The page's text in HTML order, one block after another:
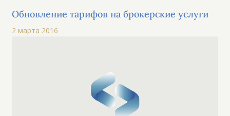
Обновление тарифов на брокерские услуги
2 марта 2016